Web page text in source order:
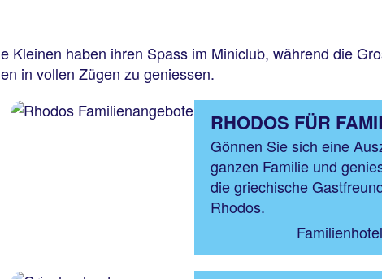
haben ihren Spass im Miniclub, während die
in vollen Zügen zu geniessen.
RHODOS FÜR
Gönnen Sie sich eine
ganzen Familie und
die griechische
Rhodos.